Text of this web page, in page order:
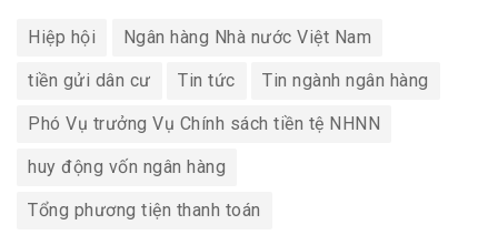
Hiệp hội Ngân hàng Nhà nước Việt Nam
tiền gửi dân cư Tin tức Tin ngành ngân hàng
Phó Vụ trưởng Vụ Chính sách tiền tệ NHNN
huy động vốn ngân hàng
Tổng phương tiện thanh toán